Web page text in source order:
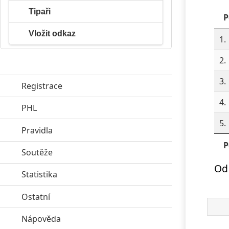
1.
2.
3.
4.
5.
Tipaři
Vložit odkaz
Registrace
PHL
Pravidla
Soutěže
Statistika
Ostatníclick to expand contents
Nápověda